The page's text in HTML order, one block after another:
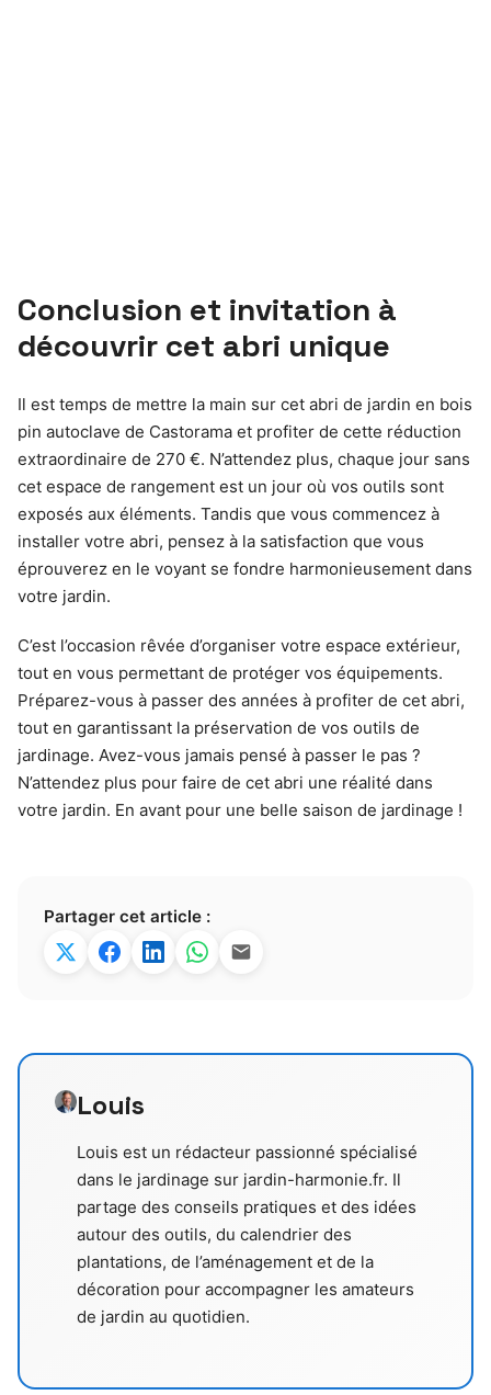
Conclusion et invitation à
découvrir cet abri unique
Il est temps de mettre la main sur cet abri de jardin en bois
pin autoclave de Castorama et profiter de cette réduction
extraordinaire de 270 €. N’attendez plus, chaque jour sans
cet espace de rangement est un jour où vos outils sont
exposés aux éléments. Tandis que vous commencez à
installer votre abri, pensez à la satisfaction que vous
éprouverez en le voyant se fondre harmonieusement dans
votre jardin.
C’est l’occasion rêvée d’organiser votre espace extérieur,
tout en vous permettant de protéger vos équipements.
Préparez-vous à passer des années à profiter de cet abri,
tout en garantissant la préservation de vos outils de
jardinage. Avez-vous jamais pensé à passer le pas ?
N’attendez plus pour faire de cet abri une réalité dans
votre jardin. En avant pour une belle saison de jardinage !
Partager cet article :
Louis
Louis est un rédacteur passionné spécialisé
dans le jardinage sur jardin-harmonie.fr. Il
partage des conseils pratiques et des idées
autour des outils, du calendrier des
plantations, de l’aménagement et de la
décoration pour accompagner les amateurs
de jardin au quotidien.